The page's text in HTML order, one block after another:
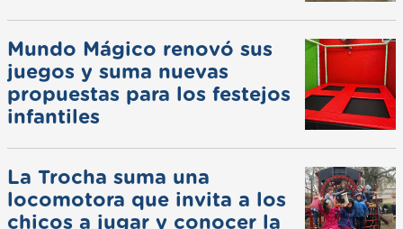
Mundo Mágico renovó sus
juegos y suma nuevas
propuestas para los festejos
infantiles
La Trocha suma una
locomotora que invita a los
chicos a jugar y conocer la